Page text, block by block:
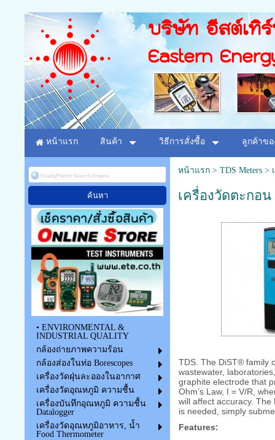
บริษัท อีสต์เทิ
Eastern
หน้าแรก สินค้า วิธีการสั่งซื้อ ลูกค้าขอ
• ENVIRONMENTAL &
INDUSTRIAL QUALITY
กล้องถ่ายภาพความร้อน
กล้องส่องในท่อ Borescopes
เครื่องวัดฝุ่นละอองในอากาศ
เครื่องวัดอุณหภูมิ ความชื้น
เครื่องบันทึกอุณหภูมิ ความชื้น
Datalogger
เครื่องวัดอุณหภูมิอาหาร, น้ำ
Food Thermometer
หน้าแรก> TDS Meters>
เครื่องวัดตะกอน
TDS. The DiST® family
wastewater,
graphite electrode that
Ohm’s Law, I = V/R,
will affect accuracy.
is needed, simply
Features: